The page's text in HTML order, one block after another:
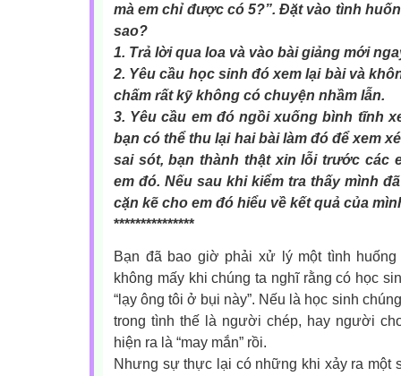
mà em chỉ được có 5?”. Đặt vào tình
sao?
1. Trả lời qua loa và vào bài giảng mới
2. Yêu cầu học sinh đó xem lại bài và
chấm rất kỹ không có chuyện nhầm lẫn.
3. Yêu cầu em đó ngồi xuống bình tĩnh
bạn có thể thu lại hai bài làm đó để xem
sai sót, bạn thành thật xin lỗi trước các
em đó. Nếu sau khi kiểm tra thấy mình
cặn kẽ cho em đó hiểu về kết quả của
***************
Bạn đã bao giờ phải xử lý một tình
không mấy khi chúng ta nghĩ rằng có học
“lạy ông tôi ở bụi này”. Nếu là học sinh
trong tình thế là người chép, hay người
hiện ra là “may mắn” rồi.
Nhưng sự thực lại có những khi xảy ra một